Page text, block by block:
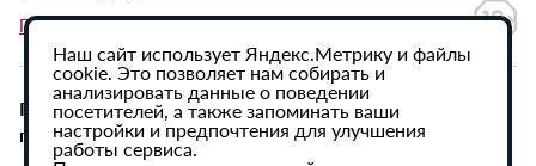
Политика в отношении обработки персональных данных
При использовании материалов сайта активная
гиперссылка на ИА «Регион 64» обязательна.
Наш сайт использует Яндекс.Метрику и файлы
cookie. Это позволяет нам собирать и
анализировать данные о поведении
посетителей, а также запоминать ваши
настройки и предпочтения для улучшения
работы сервиса.